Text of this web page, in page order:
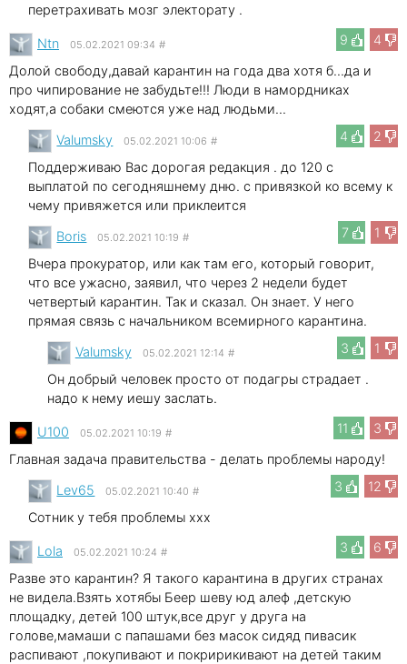
перетрахивать мозг электорату .
9
4
Ntn 05.02.2021 09:34 #
Долой свободу,давай карантин на года два хотя б...да и
про чипирование не забудьте!!! Люди в намордниках
ходят,а собаки смеются уже над людьми...
4
2
Valumsky 05.02.2021 10:06 #
Поддерживаю Вас дорогая редакция . до 120 с
выплатой по сегодняшнему дню. с привязкой ко всему к
чему привяжется или приклеится
7
1
Boris 05.02.2021 10:19 #
Вчера прокуратор, или как там его, который говорит,
что все ужасно, заявил, что через 2 недели будет
четвертый карантин. Так и сказал. Он знает. У него
прямая связь с начальником всемирного карантина.
3
1
Valumsky 05.02.2021 12:14 #
Он добрый человек просто от подагры страдает .
надо к нему иешу заслать.
11
3
U100 05.02.2021 10:19 #
Главная задача правительства - делать проблемы народу!
3
12
Lev65 05.02.2021 10:40 #
Сотник у тебя проблемы xxx
3
6
Lola 05.02.2021 10:24 #
Разве это карантин? Я такого карантина в других странах
не видела.Взять хотябы Беер шеву юд алеф ,детскую
площадку, детей 100 штук,все друг у друга на
голове,мамаши с папашами без масок сидяд пивасик
распивают ,покупивают и покририкивают на детей таким